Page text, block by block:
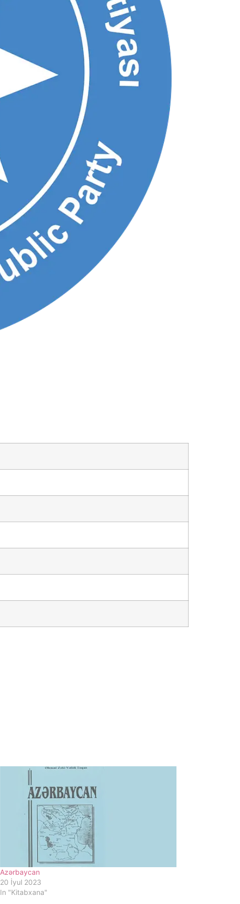
Azərbaycan
20 İyul 2023
In "Kitabxana"